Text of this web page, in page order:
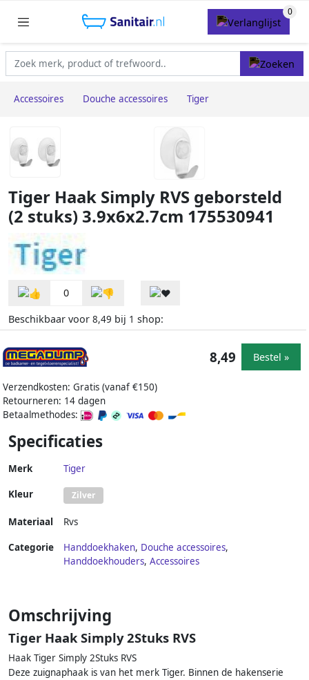
Accessoires Douche accessoires Tiger
Tiger Haak Simply RVS geborsteld
(2 stuks) 3.9x6x2.7cm 175530941
0
Beschikbaar voor 8,49 bij 1 shop:
Verzendkosten: Gratis (vanaf €150)
Retourneren: 14 dagen
Betaalmethodes:
8,49 Bestel »
Specificaties
Merk Tiger
Kleur Zilver
Materiaal Rvs
Categorie Handdoekhaken, Douche accessoires,
Handdoekhouders, Accessoires
Omschrijving
Tiger Haak Simply 2Stuks RVS
Haak Tiger Simply 2Stuks RVS
Deze zuignaphaak is van het merk Tiger. Binnen de hakenserie